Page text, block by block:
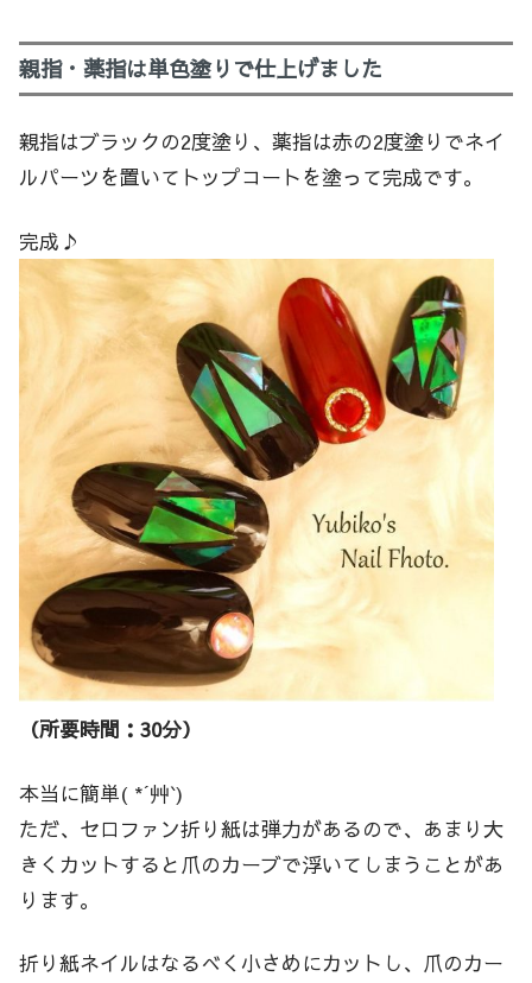
親指・薬指は単色塗りで仕上げました
親指はブラックの2度塗り、薬指は赤の2度塗りでネイ
ルパーツを置いてトップコートを塗って完成です。
完成♪
（所要時間：30分）
本当に簡単( *´艸`)
ただ、セロファン折り紙は弾力があるので、あまり大
きくカットすると爪のカーブで浮いてしまうことがあ
ります。
折り紙ネイルはなるべく小さめにカットし、爪のカー